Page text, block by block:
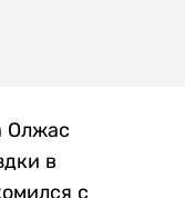
Олжас
в
с